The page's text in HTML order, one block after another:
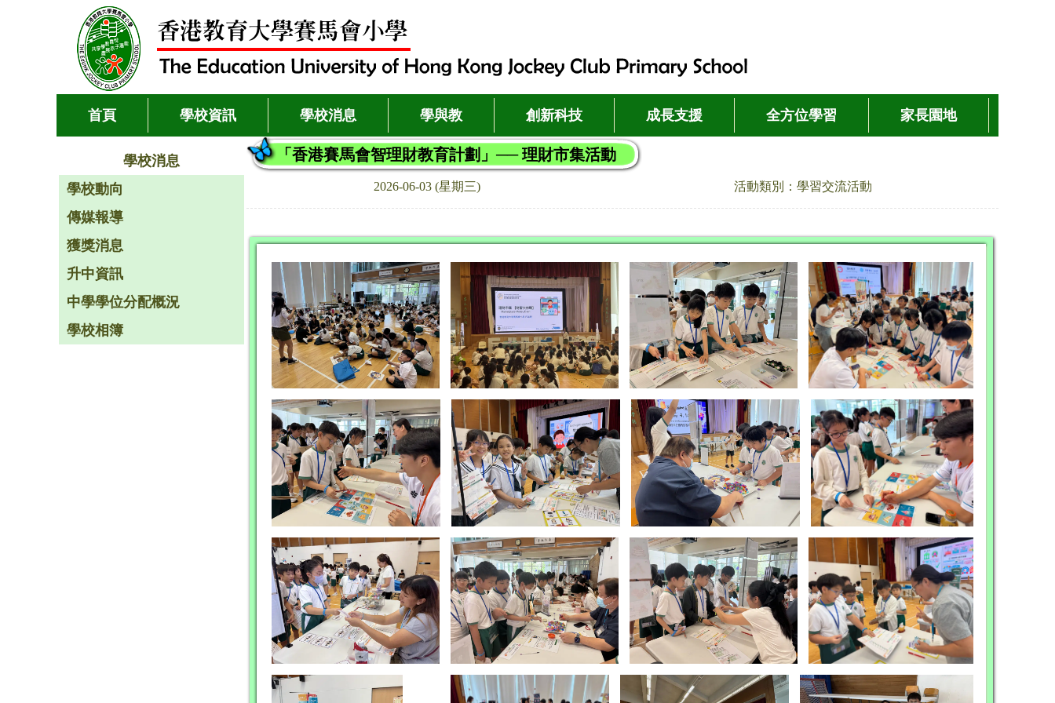
首頁 學校資訊 學校消息 學與教 創新科技 成長支援 全方位學習 家長園地
學校消息
學校動向
傳媒報導
獲獎消息
升中資訊
中學學位分配概況
學校相簿
「香港賽馬會智理財教育計劃」── 理財市集活動
2026-06-03 (星期三) 活動類別：學習交流活動